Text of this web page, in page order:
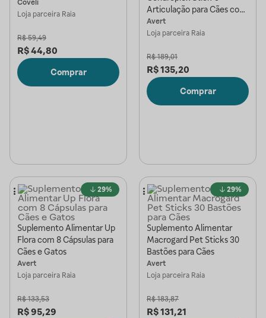
Coveli
Loja parceira Raia
R$ 59,49
R$44,80
Comprar
Articulação para Cães com
45 Bastões
Avert
Loja parceira Raia
R$ 189,01
R$135,20
Comprar
29%
Suplemento Alimentar Up
Flora com 8 Cápsulas para
Cães e Gatos
Avert
Loja parceira Raia
R$ 133,53
R$95,29
29%
Suplemento Alimentar
Macrogard Pet Sticks 30
Bastões para Cães
Avert
Loja parceira Raia
R$ 183,87
R$131,21